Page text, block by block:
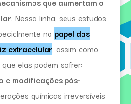
. Nessa linha, seus estudos
no papel das
extracelular, assim como
que elas podem sofrer:
e modificações pós-
químicas irreversíveis